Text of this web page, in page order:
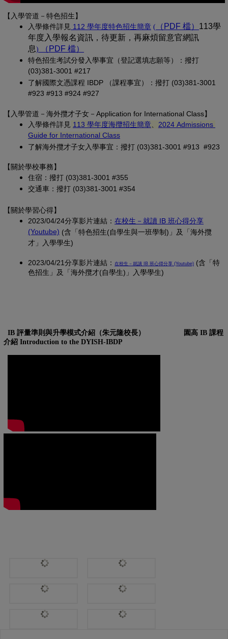
【入學管道－特色招生】
入學條件詳見 112 學年度特色招生簡章 (另開新視窗)
( （PDF 檔） (另開新
113學
年度入學報名資訊，待更新，再麻煩留意官網訊
息) （PDF 檔）
特色招生考試分發入學事宜（登記選填志願等）：撥打
(03)381-3001 #217
了解國際文憑課程 IBDP （課程事宜）：撥打 (03)381-3001
#923 #913 #924 #927
【 入學管道－ 海外攬才子女 －Application for International Class】
入學條件詳見 113 學年度海攬招生簡章 (另開新視窗)
2024 Admissions
Guide for International Class
了解海外攬才子女入學事宜：撥打 (03)381-3001 #913 #923
【關於學校事務】
住宿：撥打 (03)381-3001 #355
交通車：撥打 (03)381-3001 #354
【關於學習心得】
2023/04/24分享影片連結： 在校生－就讀 IB 班心得分享
(Youtube) (另開新視窗)
(含「特色招生(自學生與一班學制)」及「海外攬
才」入學學生)
2023/04/21分享影片連結： 在校生－就讀 IB 班心得分享 (Youtube) (另開新視窗)
(含「特
色招生」及「海外攬才(自學生)」入學學生)
IB 評量準則與升學模式介紹（朱元隆校長）
園高 IB 課程
介紹 Introduction to the DYISH-IBDP